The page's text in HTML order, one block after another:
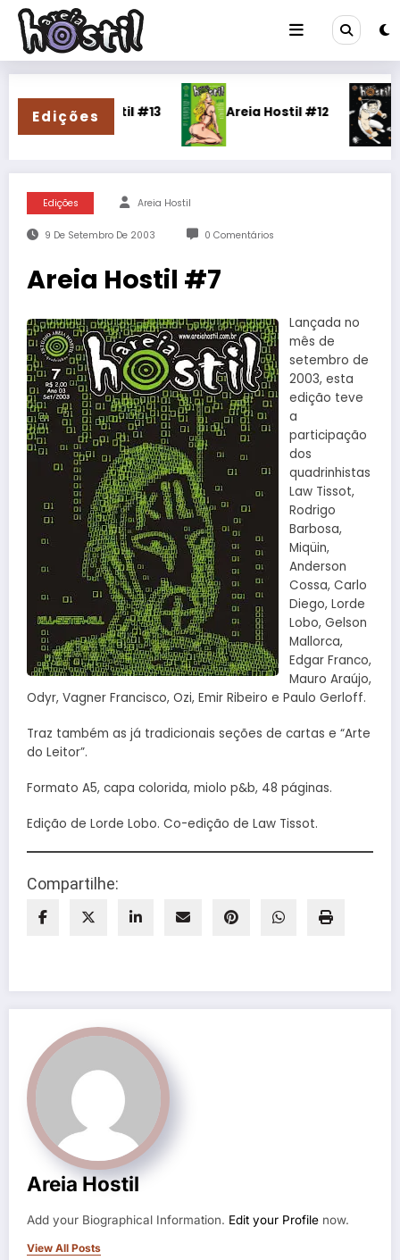
Pular
para
conteúdo
Edições
Areia Hostil #13 Areia Hostil #12 Areia
Edições Areia Hostil
9 De Setembro De 2003 0 Comentários
Areia Hostil #7
Lançada no
mês de
setembro de
2003, esta
edição teve
a
participação
dos
quadrinhistas
Law Tissot,
Rodrigo
Barbosa,
Miqüin,
Anderson
Cossa, Carlo
Diego, Lorde
Lobo, Gelson
Mallorca,
Edgar Franco,
Mauro Araújo,
Odyr, Vagner Francisco, Ozi, Emir Ribeiro e Paulo Gerloff.
Traz também as já tradicionais seções de cartas e “Arte
do Leitor”.
Formato A5, capa colorida, miolo p&b, 48 páginas.
Edição de Lorde Lobo. Co-edição de Law Tissot.
Compartilhe:
Areia Hostil
Add your Biographical Information. Edit your Profile now.
View All Posts